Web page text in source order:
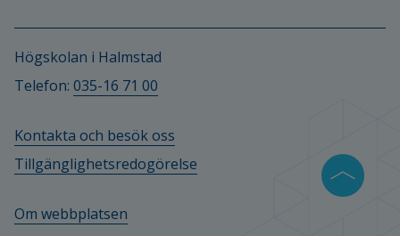
Högskolan i Halmstad
Telefon: 035-16 71 00
Kontakta och besök oss
Tillgänglighetsredogörelse
Om webbplatsen